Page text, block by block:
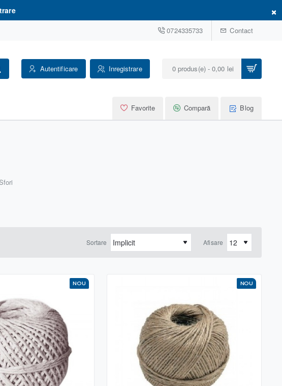
×
0724335733 Contact
Autentificare Inregistrare 0 produs(e) - 0,00 lei
Favorite Compară Blog
Sortare Afisare
NOU NOU